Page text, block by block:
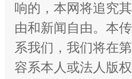
习近平的博鳌关键词
响的，本网将追究
由和新闻自由。本
系我们，我们将在
容系本人或法人版